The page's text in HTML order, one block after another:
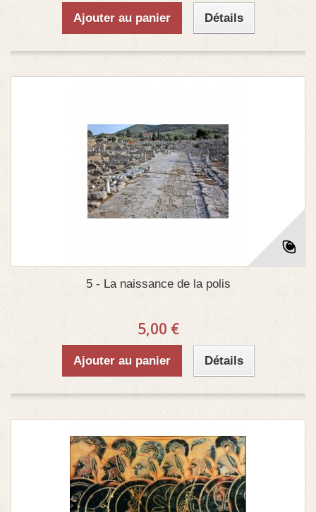
Ajouter au panier Détails
5 - La naissance de la polis
5,00 €
Ajouter au panier Détails